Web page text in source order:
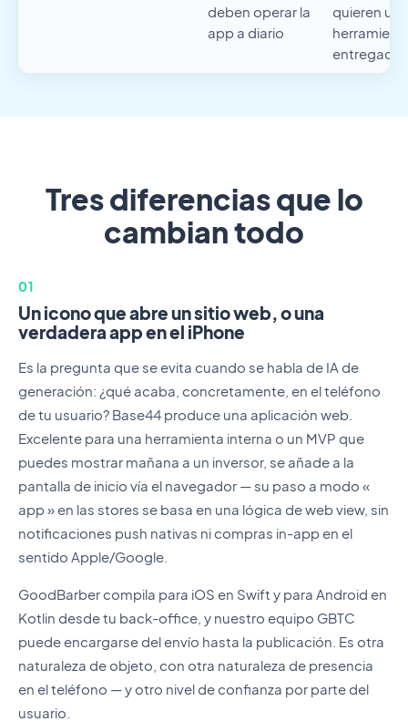
deben operar la
app a diario
quieren una
entregada
Tres diferencias que lo
cambian todo
01
Un icono que abre un sitio web, o una
verdadera app en el iPhone
Es la pregunta que se evita cuando se habla de IA de
generación: ¿qué acaba, concretamente, en el teléfono
de tu usuario? Base44 produce una aplicación web.
Excelente para una herramienta interna o un MVP que
puedes mostrar mañana a un inversor, se añade a la
pantalla de inicio vía el navegador — su paso a modo «
app » en las stores se basa en una lógica de web view, sin
notificaciones push nativas ni compras in-app en el
sentido Apple/Google.
GoodBarber compila para iOS en Swift y para Android en
Kotlin desde tu back-office, y nuestro equipo GBTC
puede encargarse del envío hasta la publicación. Es otra
naturaleza de objeto, con otra naturaleza de presencia
en el teléfono — y otro nivel de confianza por parte del
usuario.